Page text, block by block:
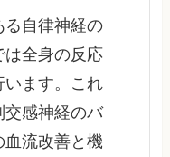
る自律神経の
は全身の反応
います。これ
交感神経のバ
血流改善と機